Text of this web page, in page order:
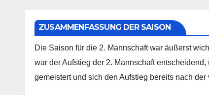
ZUSAMMENFASSUNG DER SAISON
Die Saison für die 2. Mannschaft war äußerst
war der Aufstieg der 2. Mannschaft
gemeistert und sich den Aufstieg bereits nach